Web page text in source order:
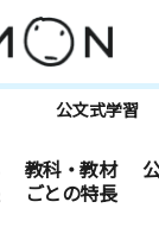
公文式学習
教科・教材
ごとの特長